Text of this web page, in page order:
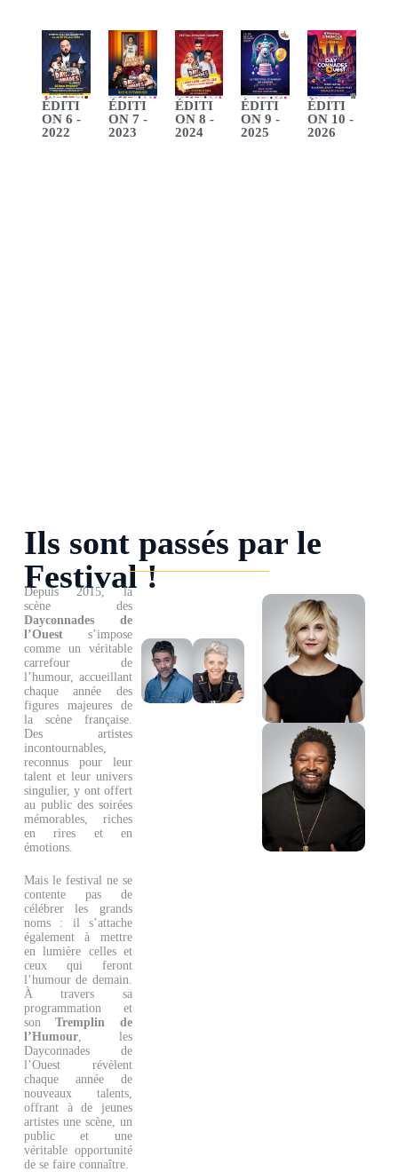
ÉDITI
ON 6 -
2022
ÉDITI
ON 7 -
2023
ÉDITI
ON 8 -
2024
ÉDITI
ON 9 -
2025
ÉDITI
ON 10 -
2026
Ils sont passés par le
Festival !
Depuis 2015, la
scène des
Dayconnades de
l’Ouests’impose
comme un véritable
carrefour de
l’humour, accueillant
chaque année des
figures majeures de
la scène française.
Des artistes
incontournables,
reconnus pour leur
talent et leur univers
singulier, y ont offert
au public des soirées
mémorables, riches
en rires et en
émotions.
Mais le festival ne se
contente pas de
célébrer les grands
noms : il s’attache
également à mettre
en lumière celles et
ceux qui feront
l’humour de demain.
À travers sa
programmation et
sonTremplin de
l’Humour, les
Dayconnades de
l’Ouest révèlent
chaque année de
nouveaux talents,
offrant à de jeunes
artistes une scène, un
public et une
véritable opportunité
de se faire connaître.